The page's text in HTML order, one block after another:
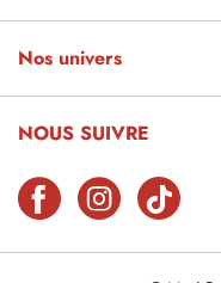
Nos univers
NOUS SUIVRE